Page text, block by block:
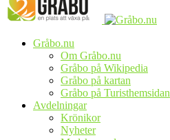
Gråbo.nu
Om Gråbo.nu
Gråbo på Wikipedia
Gråbo på kartan
Gråbo på Turisthemsidan
Avdelningar
Krönikor
Nyheter